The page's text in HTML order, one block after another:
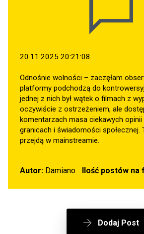
20.11.2025 20:21:08
Odnośnie wolności – zaczęłam
platformy podchodzą do
jednej z nich był wątek o filmach z
oczywiście z ostrzeżeniem, ale
komentarzach masa ciekawych opinii
granicach i świadomości społecznej.
przejdą w mainstreamie.
Autor: Damiano Ilość postów na
Dodaj Post